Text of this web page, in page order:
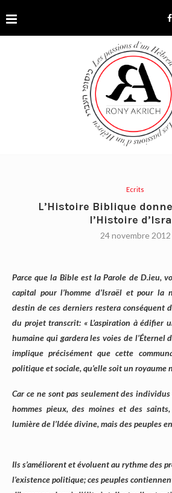
Ecrits
L’Histoire Biblique
l’Histoire
24 novembre 2012
Parce que la Bible est la Parole de D.ieu,
capital pour l’homme d’Israël et pour la
destin de ces derniers restera conséquent
du projet transcrit: « L’aspiration à édifier
humaine qui gardera les voies de l’Éternel
implique précisément que cette
politique et sociale, qu’elle soit un royaume
Car ce ne sont pas seulement des
hommes pieux, des moines et des
lumière de l’Idée divine, mais des peuples
Ils s’améliorent et évoluent au rythme des
l’existence politique; ces peuples